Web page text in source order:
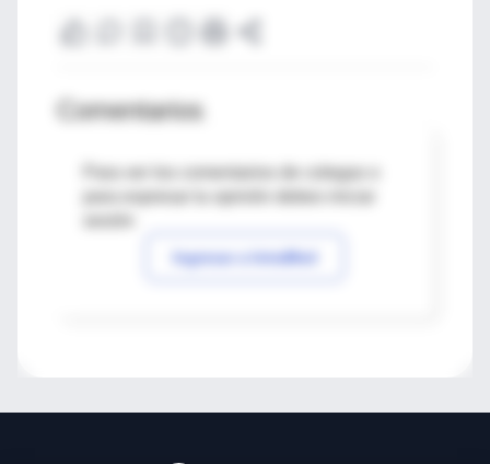
Comentarios
Para ver los comentarios de colegas o
Ingresar a IntraMed